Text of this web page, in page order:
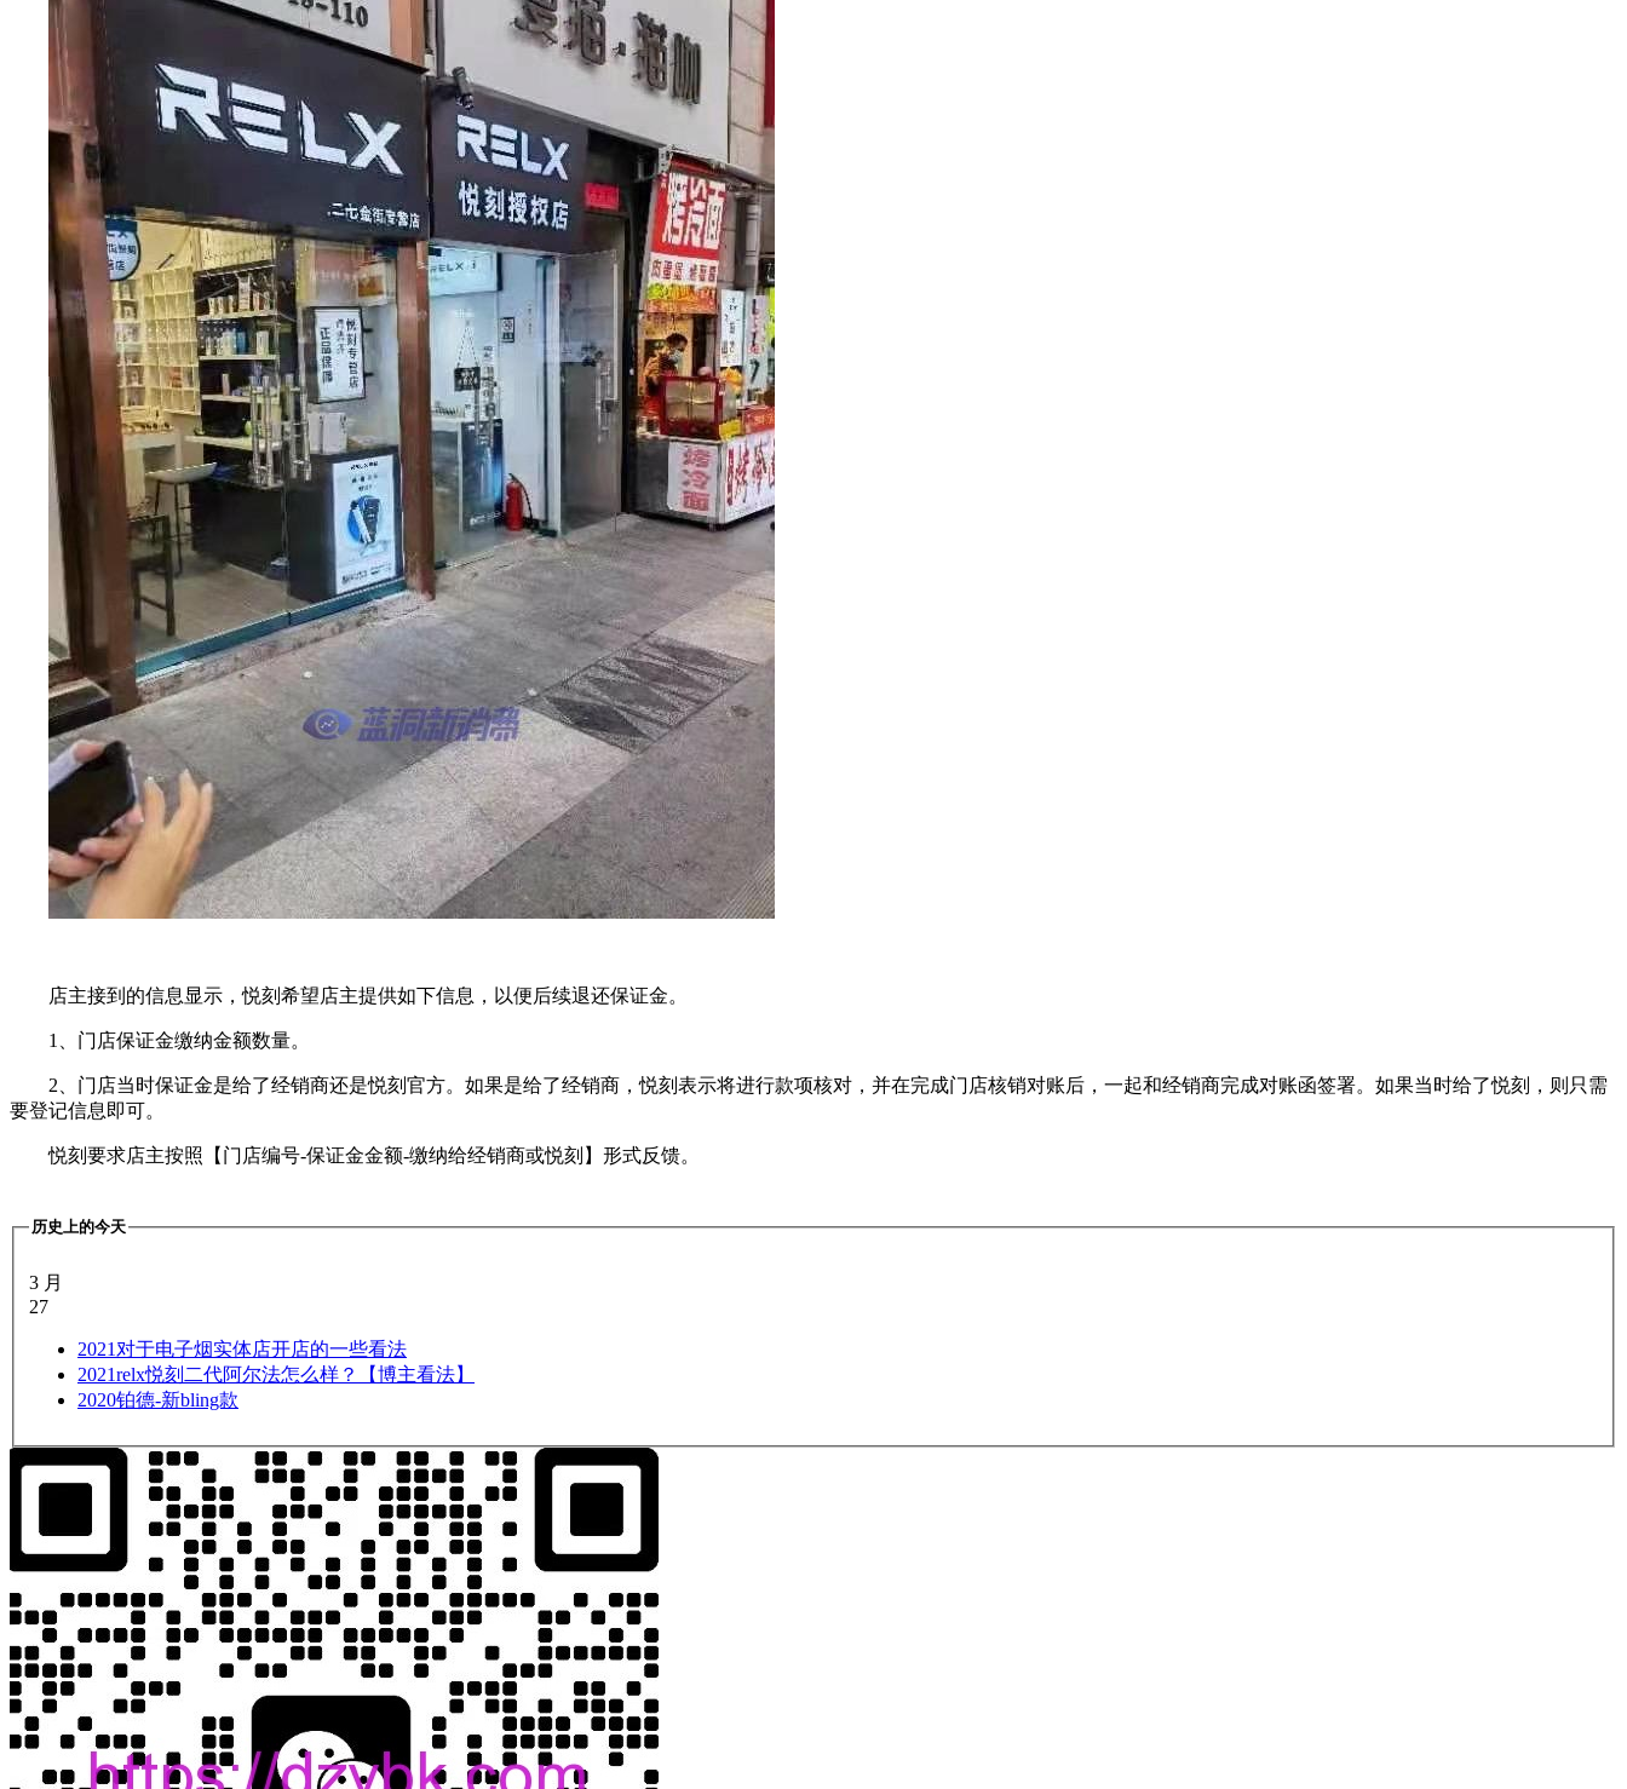
店主接到的信息显示，悦刻希望店主提供如下信息，以便后续退还保证金。
1、门店保证金缴纳金额数量。
2、门店当时保证金是给了经销商还是悦刻官方。如果是给了经销商，悦刻表示将进行款项核对，并在完成门店核销对账后，一起和经销商完成对账函签署。如果当时给了悦刻，则只需
要登记信息即可。
悦刻要求店主按照【门店编号-保证金金额-缴纳给经销商或悦刻】形式反馈。
历史上的今天
3 月
27
2021 对于电子烟实体店开店的一些看法
2021relx悦刻二代阿尔法怎么样？【博主看法】
2020铂德-新bling款